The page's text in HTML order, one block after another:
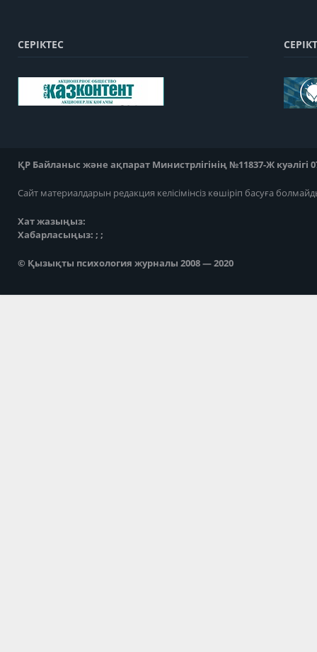
СЕРІКТЕС
ҚР Байланыс және ақпарат Министрлігінің №11837-Ж куәлігі
Сайт материалдарын редакция келісімінсіз көшіріп басуға
Хат жазыңыз:
Хабарласыңыз: ; ;
© Қызықты психология журналы 2008 — 2020